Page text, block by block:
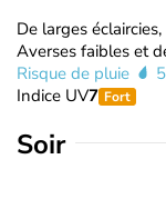
De larges
Averses faibles et
Risque de pluie
Indice UV7 Fort
Soir